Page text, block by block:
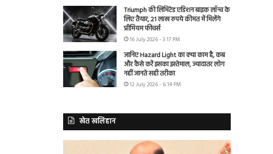
Triumph की लिमिटेड एडिशन बाइक लॉन्च के
लिए तैयार, 21 लाख रुपये कीमत में मिलेंगे
प्रीमियम फीचर्स
16 July 2026 - 3:17 PM
जानिए Hazard Light का क्या काम है, कब
और कैसे करें इसका इस्तेमाल, ज्यादातर लोग
नहीं जानते सही तरीका
12 July 2026 - 6:14 PM
खेत खलिहान